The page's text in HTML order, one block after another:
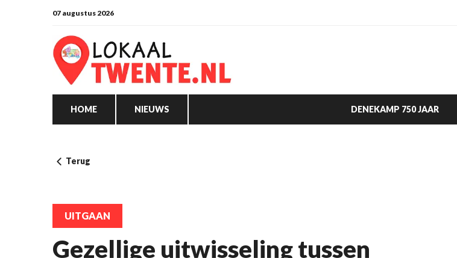
07 augustus 2026
HOME NIEUWS DENEKAMP 750 JAAR
Terug
UITGAAN
Gezellige uitwisseling tussen